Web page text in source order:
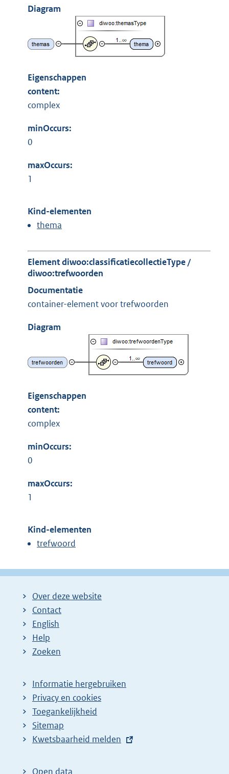
Diagram
Eigenschappen
content:
complex
minOccurs:
0
maxOccurs:
1
Kind-elementen
thema
Element diwoo:classificatiecollectieType /
diwoo:trefwoorden
Documentatie
container-element voor trefwoorden
Diagram
Eigenschappen
content:
complex
minOccurs:
0
maxOccurs:
1
Kind-elementen
trefwoord
Over deze website
Contact
English
Help
Zoeken
Informatie hergebruiken
Privacy en cookies
Toegankelijkheid
Sitemap
E
t
Kwetsbaarheid melden
Open data